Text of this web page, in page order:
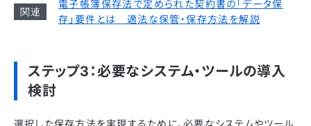
電子帳簿保存法で定められた契約書の「データ保
存」要件とは 適法な保管・保存方法を解説
ステップ3：必要なシステム・ツールの導入
検討
選択した保存方法を実現するために、必要なシステムやツール